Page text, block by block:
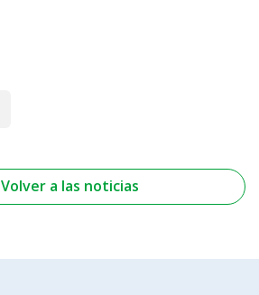
Volver a las noticias